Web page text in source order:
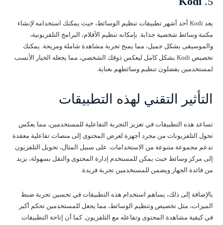
يعد Kodi أحد أشهر تطبيقات تنظيم الوسائط، حيث يمكنك استخدامه لإنشاء
مكتبة وسائط شخصية جذابة. بإمكانه تنظيم الأفلام، البرامج التلفزيونية،
والموسيقى بشكل جميل، مما يمنح تجربة مشاهدة شاملة ومريحة. يمكنك
تخصيص Kodi بشكل كامل ليعكس ذوقك الشخصي، مما يجعله الخيار الأنسب
لمستخدمين يفضلون تنظيم وسائطهم بعناية.
التأثير التقني لهذه التطبيقات
تساعد هذه التطبيقات في تعزيز التجربة التفاعلية للمستخدمين، مما يعكس
تحول التلفزيونات من مجرد أجهزة لعرض المحتوى إلى منصات تفاعلية معقدة
تدعم مجموعة متنوعة من الاستخدامات. على سبيل المثال، تحويل التلفزيون
إلى مركز وسائط حيث يمكن للمستخدم إدارة المحتوى والنقل بسهولة، يزيد
من فائدة الجهاز ويضمن للمستخدمين تجربة فريدة.
بالإضافة إلى ذلك، يساهم استخدام هذه التطبيقات في تحسين تجربة ضبط
الميزات، مثل تخصيص وتنظيم الوسائط، مما يجعل للمستخدمين تحكم أكبر
في كيفية مشاهدة المحتوى وتفاعله مع التلفزيون. كما أن إتاحة التطبيقات